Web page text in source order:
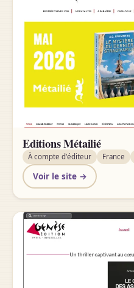
Editions Métailié
À compte d'éditeur France
Voir le site →